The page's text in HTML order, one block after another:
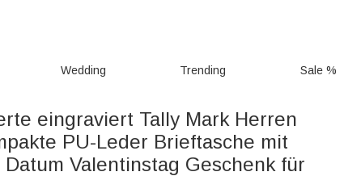
Wedding Trending Sale %
eingraviert Tally Mark Herren
PU-Leder Brieftasche mit
Datum Valentinstag Geschenk für